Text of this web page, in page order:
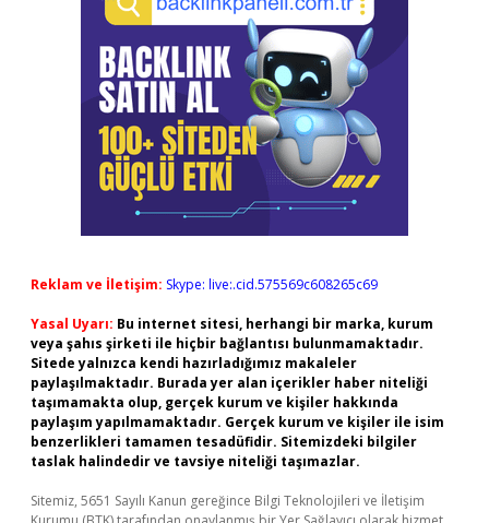
Reklam ve İletişim: Skype: live:.cid.575569c608265c69
Yasal Uyarı: Bu internet sitesi, herhangi bir marka, kurum
veya şahıs şirketi ile hiçbir bağlantısı bulunmamaktadır.
Sitede yalnızca kendi hazırladığımız makaleler
paylaşılmaktadır. Burada yer alan içerikler haber niteliği
taşımamakta olup, gerçek kurum ve kişiler hakkında
paylaşım yapılmamaktadır. Gerçek kurum ve kişiler ile isim
benzerlikleri tamamen tesadüfidir. Sitemizdeki bilgiler
taslak halindedir ve tavsiye niteliği taşımazlar.
Sitemiz, 5651 Sayılı Kanun gereğince Bilgi Teknolojileri ve İletişim